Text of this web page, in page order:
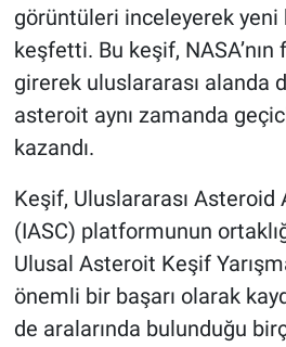
görüntüleri inceleyerek
keşfetti. Bu keşif,
girerek uluslararası alanda
asteroit aynı zamanda
kazandı.
Keşif, Uluslararası Asteroid
(IASC) platformunun
Ulusal Asteroit Keşif
önemli bir başarı olarak
de aralarında bulunduğu